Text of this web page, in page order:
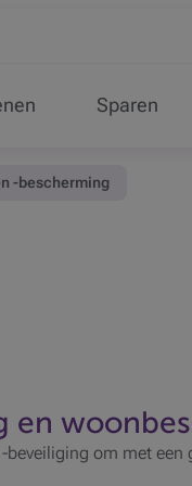
Sparen
-bescherming
en
beveiliging om met een